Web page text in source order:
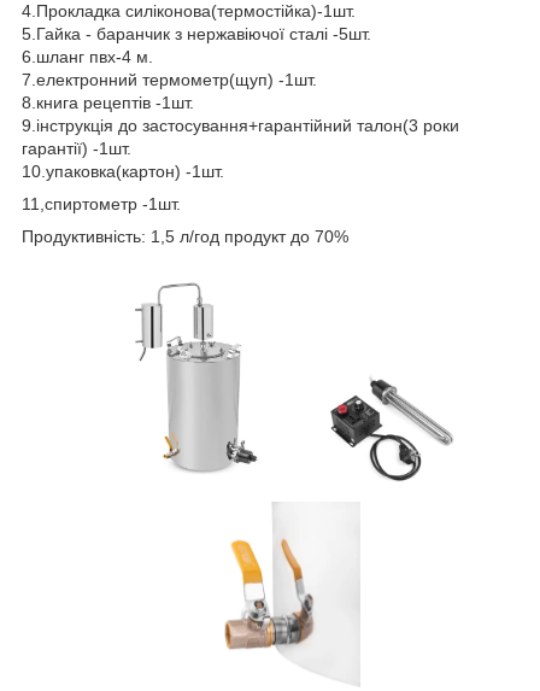
4.Прокладка силіконова(термостійка)-1шт.
5.Гайка - баранчик з нержавіючої сталі -5шт.
6.шланг пвх-4 м.
7.електронний термометр(щуп) -1шт.
8.книга рецептів -1шт.
9.інструкція до застосування+гарантійний талон(3 роки
гарантії) -1шт.
10.упаковка(картон) -1шт.
11,спиртометр -1шт.
Продуктивність: 1,5 л/год продукт до 70%